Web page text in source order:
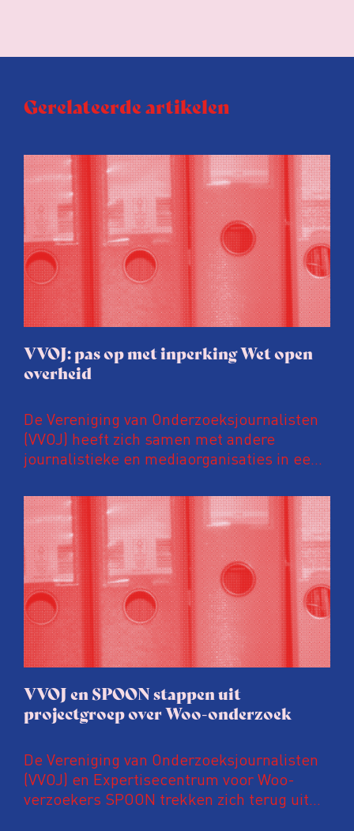
Gerelateerde artikelen
VVOJ: pas op met inperking Wet open
overheid
De Vereniging van Onderzoeksjournalisten
(VVOJ) heeft zich samen met andere
journalistieke en mediaorganisaties in een
voorstellen om de Wet open overheid (Woo)
vergaand aan te passen. Volgens deze
organisaties zijn deze suggesties voorbarig,
verontrustend en prematuur, zeker nu de
wet nog maar enkele jaren van kracht is en
lopende onderzoeken en evaluaties nog
niet zijn afgerond.
VVOJ en SPOON stappen uit
projectgroep over Woo-onderzoek
De Vereniging van Onderzoeksjournalisten
(VVOJ) en Expertisecentrum voor Woo-
verzoekers SPOON trekken zich terug uit